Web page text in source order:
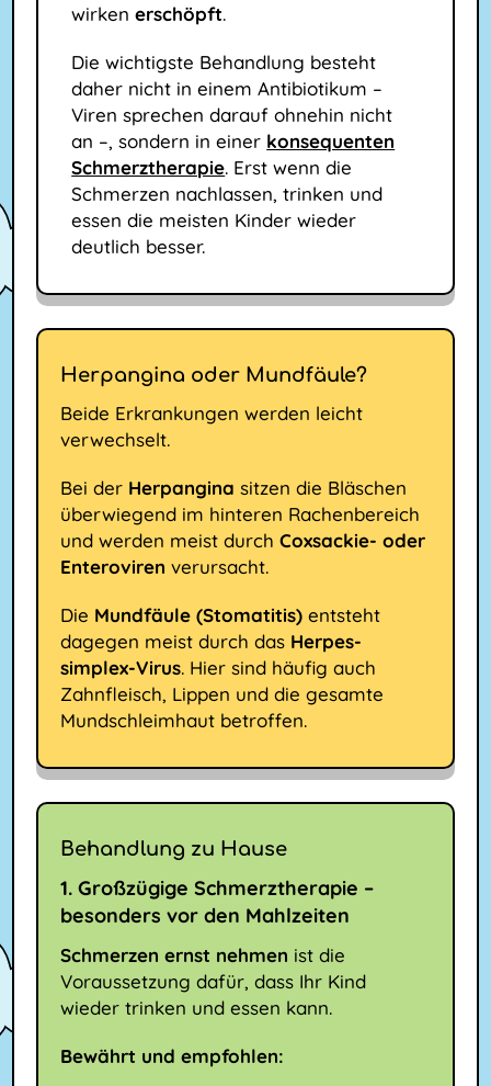
wirkenerschöpft.
Die wichtigste Behandlung besteht
daher nicht in einem Antibiotikum –
Viren sprechen darauf ohnehin nicht
an –, sondern in einer konsequenten
Schmerztherapie. Erst wenn die
Schmerzen nachlassen, trinken und
essen die meisten Kinder wieder
deutlich besser.
Herpangina oder Mundfäule?
Beide Erkrankungen werden leicht
verwechselt.
Bei der Herpangina sitzen die Bläschen
überwiegend im hinteren Rachenbereich
und werden meist durchCoxsackie- oder
Enteroviren verursacht.
Die Mundfäule (Stomatitis) entsteht
dagegen meist durch das Herpes-
simplex-Virus. Hier sind häufig auch
Zahnfleisch, Lippen und die gesamte
Mundschleimhaut betroffen.
Behandlung zu Hause
1. Großzügige Schmerztherapie –
besonders vor den Mahlzeiten
Schmerzen ernst nehmen ist die
Voraussetzung dafür, dass Ihr Kind
wieder trinken und essen kann.
Bewährt und empfohlen: